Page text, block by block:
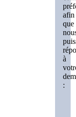
afin
que
à
: